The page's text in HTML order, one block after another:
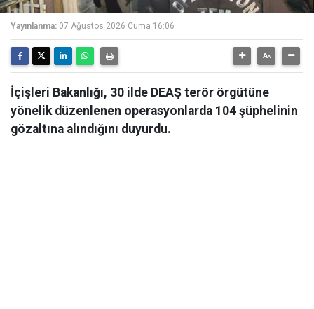
Yayınlanma: 07 Ağustos 2026 Cuma 16:06
İçişleri Bakanlığı, 30 ilde DEAŞ terör örgütüne
yönelik düzenlenen operasyonlarda 104 şüphelinin
gözaltına alındığını duyurdu.